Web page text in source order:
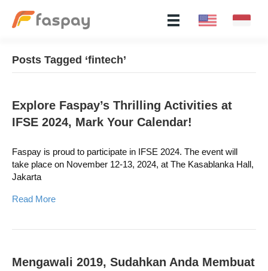
Posts Tagged ‘fintech’
Explore Faspay’s Thrilling Activities at
IFSE 2024, Mark Your Calendar!
Faspay is proud to participate in IFSE 2024. The event will
take place on November 12-13, 2024, at The Kasablanka Hall,
Jakarta
Read More
Mengawali 2019, Sudahkan Anda Membuat